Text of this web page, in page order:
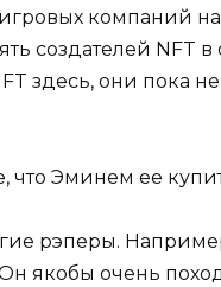
компаний
создателей NFT
здесь, они пока
что Эминем ее
рэперы.
якобы очень